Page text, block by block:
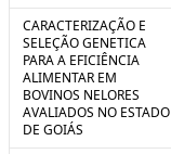
t
u
o
CARACTERIZAÇÃO E
SELEÇÃO GENETICA
PARA A EFICIÊNCIA
ALIMENTAR EM
BOVINOS NELORES
AVALIADOS NO ESTADO
DE GOIÁS